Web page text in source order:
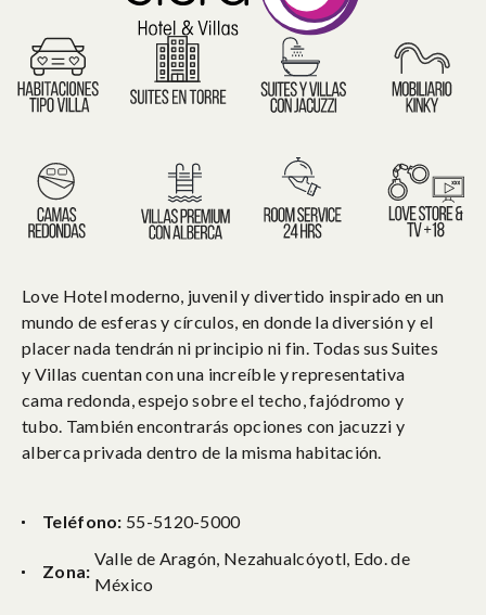
Love Hotel moderno, juvenil y divertido inspirado en un
mundo de esferas y círculos, en donde la diversión y el
placer nada tendrán ni principio ni fin. Todas sus Suites
y Villas cuentan con una increíble y representativa
cama redonda, espejo sobre el techo, fajódromo y
tubo. También encontrarás opciones con jacuzzi y
alberca privada dentro de la misma habitación.
Teléfono: 55-5120-5000
Zona:
Valle de Aragón, Nezahualcóyotl, Edo. de
México